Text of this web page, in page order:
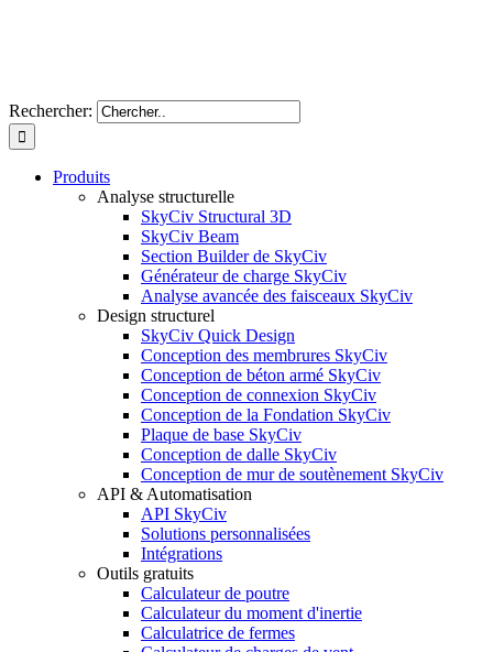
Rechercher:
Produits
Analyse structurelle
SkyCiv Structural 3D
SkyCiv Beam
Section Builder de SkyCiv
Générateur de charge SkyCiv
Analyse avancée des faisceaux SkyCiv
Design structurel
SkyCiv Quick Design
Conception des membrures SkyCiv
Conception de béton armé SkyCiv
Conception de connexion SkyCiv
Conception de la Fondation SkyCiv
Plaque de base SkyCiv
Conception de dalle SkyCiv
Conception de mur de soutènement SkyCiv
API & Automatisation
API SkyCiv
Solutions personnalisées
Intégrations
Outils gratuits
Calculateur de poutre
Calculateur du moment d'inertie
Calculatrice de fermes